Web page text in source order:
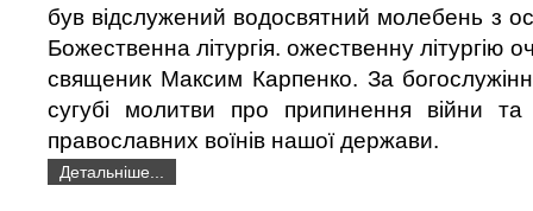
був відслужений водосвятний молебень з
Божественна літургія. ожественну літургію
священик Максим Карпенко. За
сугубі молитви про припинення війни
православних воїнів нашої держави.
Детальніше...